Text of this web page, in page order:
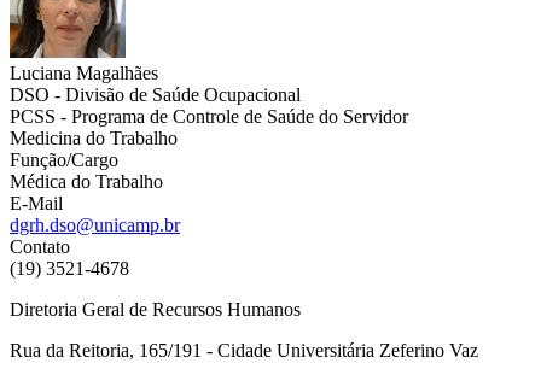
Luciana Magalhães
DSO - Divisão de Saúde Ocupacional
PCSS - Programa de Controle de Saúde do Servidor
Medicina do Trabalho
Função/Cargo
Médica do Trabalho
E-Mail
dgrh.dso@unicamp.br
Contato
(19) 3521-4678
Diretoria Geral de Recursos Humanos
Rua da Reitoria, 165/191 - Cidade Universitária Zeferino Vaz